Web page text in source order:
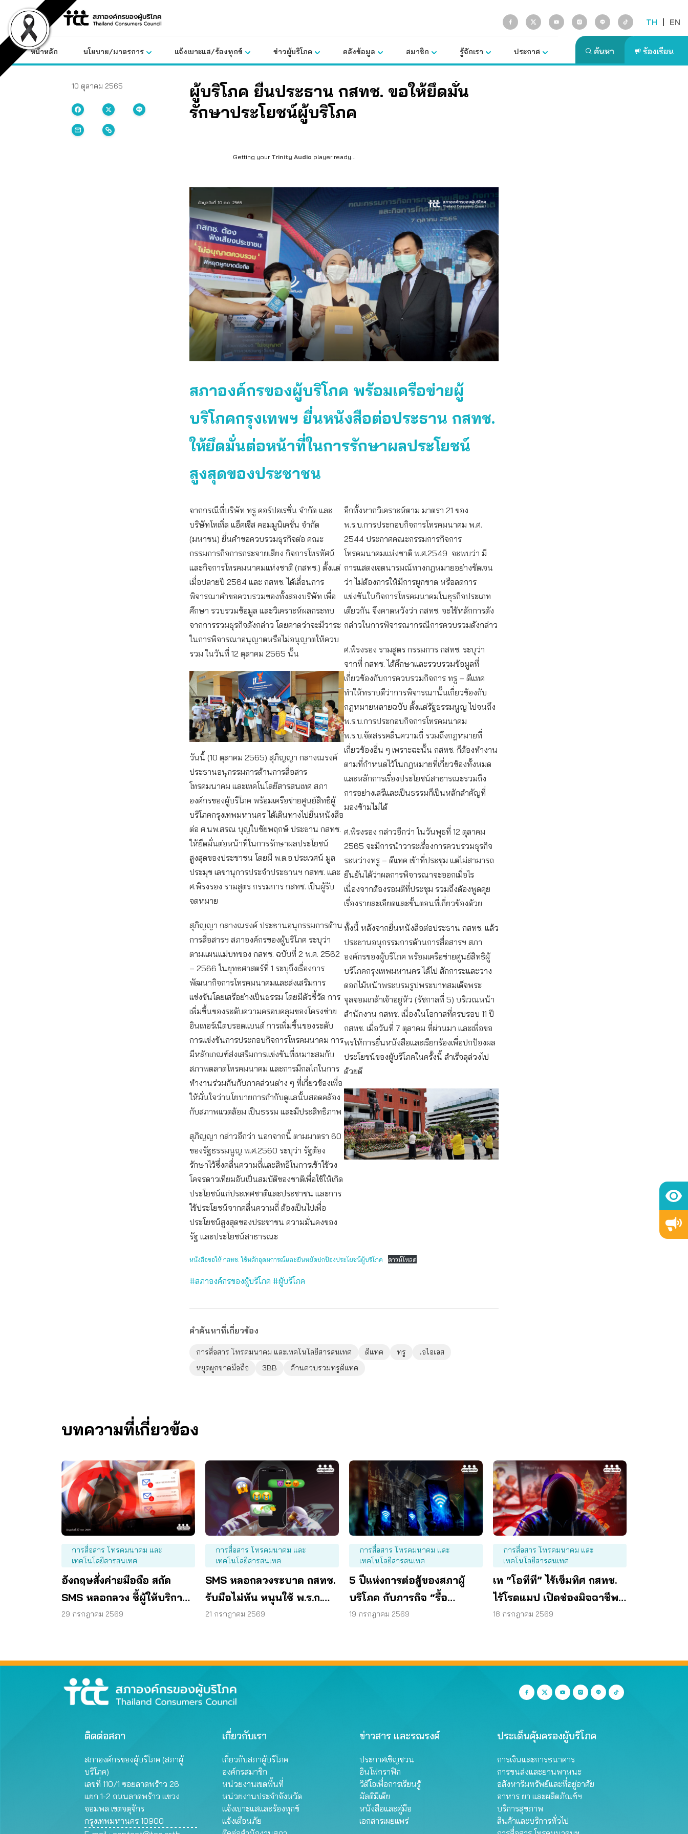
content
TH | EN
หน้าหลัก นโยบาย/มาตรการ แจ้งเบาะแส/ร้องทุกข์ ข่าวผู้บริโภค คลังข้อมูล สมาชิก รู้จักเรา ประกาศ
10 ตุลาคม 2565
ผู้บริโภค ยื่นประธาน กสทช. ขอให้ยึดมั่น
รักษาประโยชน์ผู้บริโภค
Getting your Trinity Audio player ready...
สภาองค์กรของผู้บริโภค พร้อมเครือข่ายผู้
บริโภคกรุงเทพฯ ยื่นหนังสือต่อประธาน กสทช.
ให้ยึดมั่นต่อหน้าที่ในการรักษาผลประโยชน์
สูงสุดของประชาชน
จากกรณีที่บริษัท ทรู คอร์ปอเรชั่น จำกัด และ
บริษัทโทเทิ่ล แอ็คเซ็ส คอมมูนิเคชั่น จำกัด
(มหาชน) ยื่นคำขอควบรวมธุรกิจต่อ คณะ
กรรมการกิจการกระจายเสียง กิจการโทรทัศน์
และกิจการโทรคมนาคมแห่งชาติ (กสทช.) ตั้งแต่
เมื่อปลายปี 2564 และ กสทช. ได้เลื่อนการ
พิจารณาคำขอควบรวมของทั้งสองบริษัท เพื่อ
ศึกษา รวบรวมข้อมูล และวิเคราะห์ผลกระทบ
จากการรวมธุรกิจดังกล่าว โดยคาดว่าจะมีวาระ
ในการพิจารณาอนุญาตหรือไม่อนุญาตให้ควบ
รวม ในวันที่ 12 ตุลาคม 2565 นั้น
วันนี้ (10 ตุลาคม 2565) สุภิญญา กลางณรงค์
ประธานอนุกรรมการด้านการสื่อสาร
โทรคมนาคม และเทคโนโลยีสารสนเทศ สภา
องค์กรของผู้บริโภค พร้อมเครือข่ายศูนย์สิทธิผู้
บริโภคกรุงเทพมหานคร ได้เดินทางไปยื่นหนังสือ
ต่อ ศ.นพ.สรณ บุญใบชัยพฤกษ์ ประธาน กสทช.
ให้ยึดมั่นต่อหน้าที่ในการรักษาผลประโยชน์
สูงสุดของประชาชน โดยมี พ.ต.อ.ประเวศน์ มูล
ประมุข เลขานุการประจำประธานฯ กสทช. และ
ศ.พิรงรอง รามสูตร กรรมการ กสทช. เป็นผู้รับ
จดหมาย
สุภิญญา กลางณรงค์ ประธานอนุกรรมการด้าน
การสื่อสารฯ สภาองค์กรของผู้บริโภค ระบุว่า
ตามแผนแม่บทของ กสทช. ฉบับที่ 2 พ.ศ. 2562
– 2566 ในยุทธศาสตร์ที่ 1 ระบุถึงเรื่องการ
พัฒนากิจการโทรคมนาคมและส่งเสริมการ
แข่งขันโดยเสรีอย่างเป็นธรรม โดยมีตัวชี้วัด การ
เพิ่มขึ้นของระดับความครอบคลุมของโครงข่าย
อินเทอร์เน็ตบรอดแบนด์ การเพิ่มขึ้นของระดับ
การแข่งขันการประกอบกิจการโทรคมนาคม การ
มีหลักเกณฑ์ส่งเสริมการแข่งขันที่เหมาะสมกับ
สภาพตลาดโทรคมนาคม และการมีกลไกในการ
ทำงานร่วมกันกับภาคส่วนต่าง ๆ ที่เกี่ยวข้องเพื่อ
ให้มั่นใจว่านโยบายการกำกับดูแลนั้นสอดคล้อง
กับสภาพแวดล้อม เป็นธรรม และมีประสิทธิภาพ
สุภิญญา กล่าวอีกว่า นอกจากนี้ ตามมาตรา 60
ของรัฐธรรมนูญ พ.ศ.2560 ระบุว่า รัฐต้อง
รักษาไว้ซึ่งคลื่นความถี่และสิทธิในการเข้าใช้วง
โคจรดาวเทียมอันเป็นสมบัติของชาติเพื่อใช้ให้เกิด
ประโยชน์แก่ประเทศชาติและประชาชน และการ
ใช้ประโยชน์จากคลื่นความถี่ ต้องเป็นไปเพื่อ
ประโยชน์สูงสุดของประชาชน ความมั่นคงของ
รัฐ และประโยชน์สาธารณะ
อีกทั้งหากวิเคราะห์ตาม มาตรา 21 ของ
พ.ร.บ.การประกอบกิจการโทรคมนาคม พ.ศ.
2544 ประกาศคณะกรรมการกิจการ
โทรคมนาคมแห่งชาติ พ.ศ.2549 จะพบว่า มี
การแสดงเจตนารมณ์ทางกฎหมายอย่างชัดเจน
ว่า ไม่ต้องการให้มีการผูกขาด หรือลดการ
แข่งขันในกิจการโทรคมนาคมในธุรกิจประเภท
เดียวกัน จึงคาดหวังว่า กสทช. จะใช้หลักการดัง
กล่าวในการพิจารณากรณีการควบรวมดังกล่าว
ศ.พิรงรอง รามสูตร กรรมการ กสทช. ระบุว่า
จากที่ กสทช. ได้ศึกษาและรวบรวมข้อมูลที่
เกี่ยวข้องกับการควบรวมกิจการ ทรู – ดีแทค
ทำให้ทราบดีว่าการพิจารณานั้นเกี่ยวข้องกับ
กฎหมายหลายฉบับ ตั้งแต่รัฐธรรมนูญ ไปจนถึง
พ.ร.บ.การประกอบกิจการโทรคมนาคม
พ.ร.บ.จัดสรรคลื่นความถี่ รวมถึงกฎหมายที่
เกี่ยวข้องอื่น ๆ เพราะฉะนั้น กสทช. ก็ต้องทำงาน
ตามที่กำหนดไว้ในกฎหมายที่เกี่ยวข้องทั้งหมด
และหลักการเรื่องประโยชน์สาธารณะรวมถึง
การอย่างเสรีและเป็นธรรมก็เป็นหลักสำคัญที่
มองข้ามไม่ได้
ศ.พิรงรอง กล่าวอีกว่า ในวันพุธที่ 12 ตุลาคม
2565 จะมีการนำวาระเรื่องการควบรวมธุรกิจ
ระหว่างทรู – ดีแทค เข้าที่ประชุม แต่ไม่สามารถ
ยืนยันได้ว่าผลการพิจารณาจะออกเมื่อไร
เนื่องจากต้องรอมติที่ประชุม รวมถึงต้องพูดคุย
เรื่องรายละเอียดและขั้นตอนที่เกี่ยวข้องด้วย
ทั้งนี้ หลังจากยื่นหนังสือต่อประธาน กสทช. แล้ว
ประธานอนุกรรมการด้านการสื่อสารฯ สภา
องค์กรของผู้บริโภค พร้อมเครือข่ายศูนย์สิทธิผู้
บริโภคกรุงเทพมหานคร ได้ไป สักการะและวาง
ดอกไม้หน้าพระบรมรูปพระบาทสมเด็จพระ
จุลจอมเกล้าเจ้าอยู่หัว (รัชกาลที่ 5) บริเวณหน้า
สำนักงาน กสทช. เนื่องในโอกาสที่ครบรอบ 11 ปี
กสทช. เมื่อวันที่ 7 ตุลาคม ที่ผ่านมา และเพื่อขอ
พรให้การยื่นหนังสือและเรียกร้องเพื่อปกป้องผล
ประโยชน์ของผู้บริโภคในครั้งนี้ สำเร็จลุล่วงไป
ด้วยดี
หนังสือขอให้ กสทช. ใช้หลักอุดมการณ์และยืนหยัดปกป้องประโยชน์ผู้บริโภค ดาวน์โหลด
#สภาองค์กรของผู้บริโภค #ผู้บริโภค
คำค้นหาที่เกี่ยวข้อง
การสื่อสาร โทรคมนาคม และเทคโนโลยีสารสนเทศ ดีแทค ทรู
เอไอเอส
หยุดผูกขาดมือถือ
3BB ค้านควบรวมทรูดีแทค
บทความที่เกี่ยวข้อง
การสื่อสาร โทรคมนาคม และ
เทคโนโลยีสารสนเทศ
อังกฤษสั่งค่ายมือถือ สกัด
SMS หลอกลวง ชี้ผู้ให้บริการ
ต้องร่วมรับผิด
29 กรกฎาคม 2569
การสื่อสาร โทรคมนาคม และ
เทคโนโลยีสารสนเทศ
SMS หลอกลวงระบาด กสทช.
รับมือไม่ทัน หนุนใช้ พ.ร.ก.
ไซเบอร์ เข้มข้น
21 กรกฎาคม 2569
การสื่อสาร โทรคมนาคม และ
เทคโนโลยีสารสนเทศ
5 ปีแห่งการต่อสู้ของสภาผู้
บริโภค กับภารกิจ “รื้อ
กสทช.” เพื่อทวงคืนสิทธิผู้
19 กรกฎาคม 2569
การสื่อสาร โทรคมนาคม และ
เทคโนโลยีสารสนเทศ
เท “โอทีที” ไร้เข็มทิศ กสทช.
ไร้โรดแมป เปิดช่องมิจฉาชีพ
หลอกผู้บริโภค
18 กรกฎาคม 2569
ติดต่อสภา
สภาองค์กรของผู้บริโภค (สภาผู้
บริโภค)
เลขที่ 110/1 ซอยลาดพร้าว 26
แยก 1-2 ถนนลาดพร้าว แขวง
จอมพล เขตจตุจักร
กรุงเทพมหานคร 10900
เกี่ยวกับเรา
เกี่ยวกับสภาผู้บริโภค
องค์กรสมาชิก
หน่วยงานเขตพื้นที่
หน่วยงานประจำจังหวัด
แจ้งเบาะแสและร้องทุกข์
แจ้งเตือนภัย
ข่าวสาร และรณรงค์
ประกาศเชิญชวน
อินโฟกราฟิก
วิดีโอเพื่อการเรียนรู้
มัลติมีเดีย
หนังสือและคู่มือ
เอกสารเผยแพร่
ประเด็นคุ้มครองผู้บริโภค
การเงินและการธนาคาร
การขนส่งและยานพาหนะ
อสังหาริมทรัพย์และที่อยู่อาศัย
อาหาร ยา และผลิตภัณฑ์ฯ
บริการสุขภาพ
สินค้าและบริการทั่วไป